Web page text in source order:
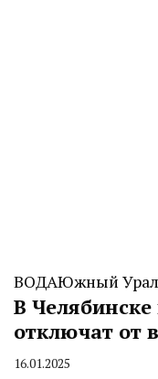
ВОДАЮжный Урал
В
отключат от
By
16.01.2025